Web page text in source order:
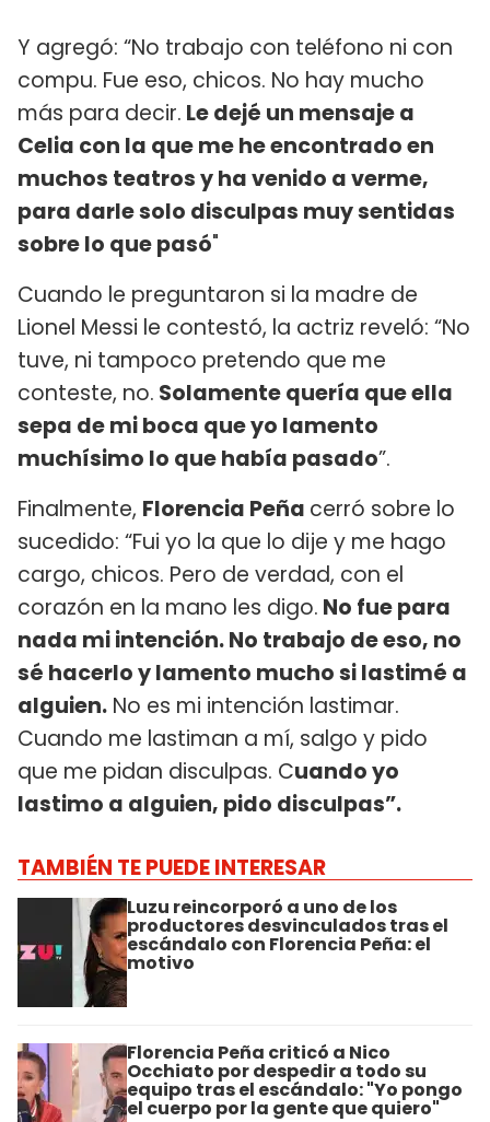
Y agregó: “No trabajo con teléfono ni con
compu. Fue eso, chicos. No hay mucho
más para decir. Le dejé un mensaje a
Celia con la que me he encontrado en
muchos teatros y ha venido a verme,
para darle solo disculpas muy sentidas
sobre lo que pasó"
Cuando le preguntaron si la madre de
Lionel Messi le contestó, la actriz reveló: “No
tuve, ni tampoco pretendo que me
conteste, no. Solamente quería que ella
sepa de mi boca que yo lamento
muchísimo lo que había pasado”.
Finalmente, Florencia Peña cerró sobre lo
sucedido: “Fui yo la que lo dije y me hago
cargo, chicos. Pero de verdad, con el
corazón en la mano les digo. No fue para
nada mi intención. No trabajo de eso, no
sé hacerlo y lamento mucho si lastimé a
alguien. No es mi intención lastimar.
Cuando me lastiman a mí, salgo y pido
que me pidan disculpas. Cuando yo
lastimo a alguien, pido disculpas”.
TAMBIÉN TE PUEDE INTERESAR
Luzu reincorporó a uno de los
productores desvinculados tras el
escándalo con Florencia Peña: el
motivo
Florencia Peña criticó a Nico
Occhiato por despedir a todo su
equipo tras el escándalo: "Yo pongo
el cuerpo por la gente que quiero"